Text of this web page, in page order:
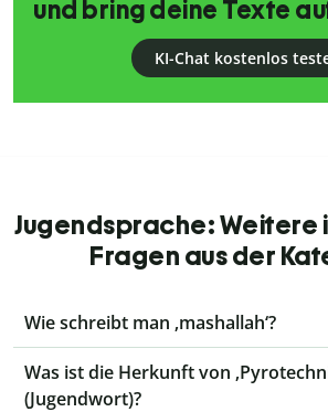
und bring deine Texte
KI-Chat kostenlos
Jugendsprache: Weitere
Fragen aus der
Wie schreibt man ‚mashallah‘?
Was ist die Herkunft von
(Jugendwort)?